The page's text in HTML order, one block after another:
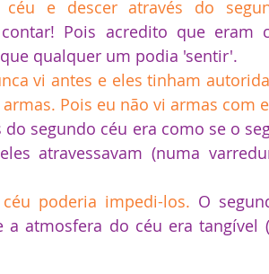
e descer através do
Pois acredito que eram
qualquer um podia 'sentir'.
vi antes e eles tinham
Pois eu não vi armas com
segundo céu era como se o
atravessavam (numa
poderia impedi-los. O
atmosfera do céu era tangível